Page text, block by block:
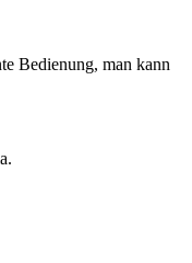
Bedienung, man kann